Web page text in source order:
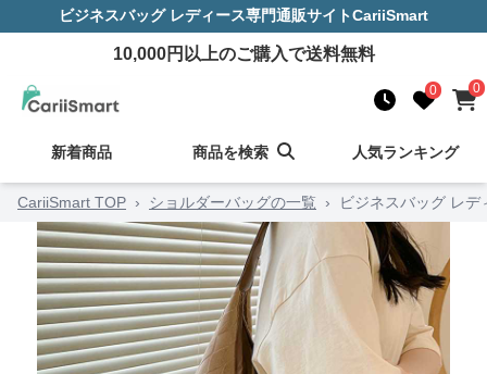
ビジネスバッグ レディース専門通販サイトCariiSmart
10,000円以上のご購入で送料無料
0 0
新着商品 商品を検索 人気ランキング
CariiSmart TOP › ショルダーバッグの一覧 › ビジネスバッグ レ